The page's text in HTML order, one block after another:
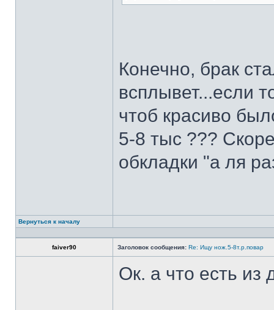
Конечно, брак
всплывет...если
чтоб красиво
5-8 тыс ???
обкладки "а ля
Вернуться к началу
faiver90 Заголовок сообщения: Re: Ищу нож.5-8т.р.повар
Ок. а что есть из